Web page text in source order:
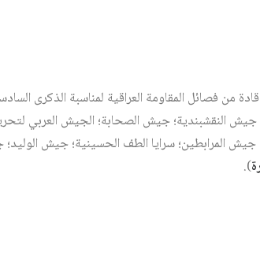
من فصائل المقاومة العراقية لمناسبة الذكرى
جيش النقشبندية؛ جيش الصحابة؛ الجيش العربي
المرابطين؛ سرايا الطف الحسينية؛ جيش
).